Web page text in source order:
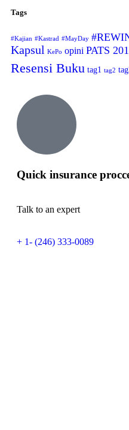
Tags
#Kajian #Kastrad #MayDay
Kapsul
KePo opini PATS
Resensi Buku tag1 tag2
Quick insurance
Talk to an expert
+ 1- (246) 333-0089